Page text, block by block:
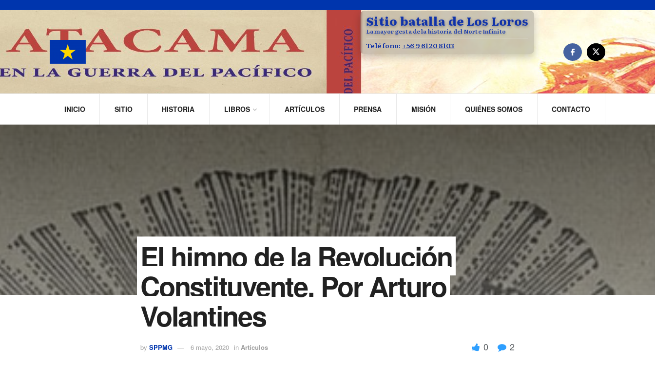
Sitio batalla de Los Loros
La mayor gesta de la historia del Norte Infinito
Teléfono: +56 9 6120 8103
INICIO SITIO HISTORIA LIBROS ARTÍCULOS PRENSA MISIÓN QUIÉNES SOMOS CONTACTO
El himno de la Revolución
Constituyente. Por Arturo
Volantines
by SPPMG 6 mayo, 2020 in Artículos 0 2